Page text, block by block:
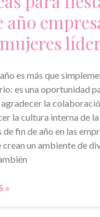
año
es más que
es una oportunidad
la
la cultura interna de
de fin de año en las
crean un ambiente de
»